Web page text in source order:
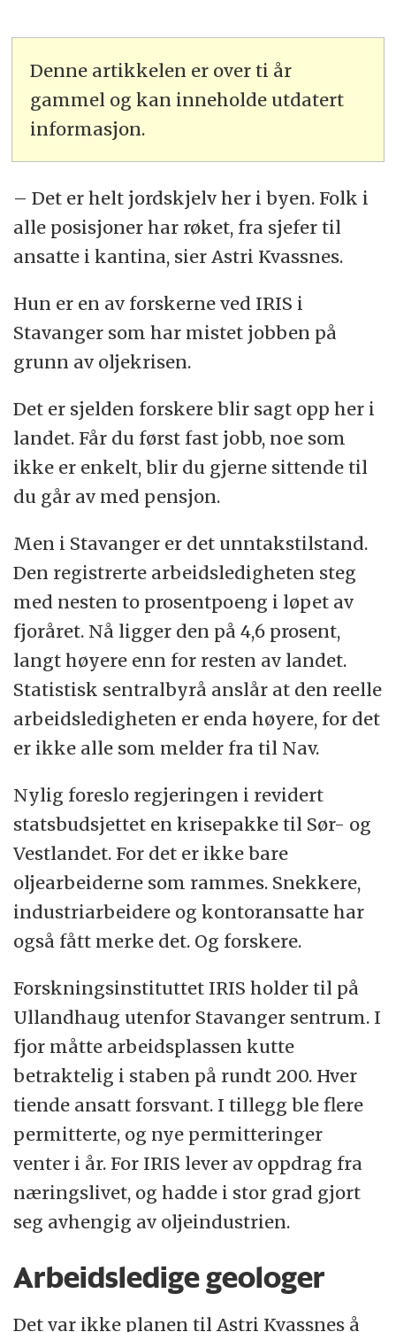
Denne artikkelen er over ti år
gammel og kan inneholde utdatert
informasjon.
– Det er helt jordskjelv her i byen. Folk i
alle posisjoner har røket, fra sjefer til
ansatte i kantina, sier Astri Kvassnes.
Hun er en av forskerne ved IRIS i
Stavanger som har mistet jobben på
grunn av oljekrisen.
Det er sjelden forskere blir sagt opp her i
landet. Får du først fast jobb, noe som
ikke er enkelt, blir du gjerne sittende til
du går av med pensjon.
Men i Stavanger er det unntakstilstand.
Den registrerte arbeidsledigheten steg
med nesten to prosentpoeng i løpet av
fjoråret. Nå ligger den på 4,6 prosent,
langt høyere enn for resten av landet.
Statistisk sentralbyrå anslår at den reelle
arbeidsledigheten er enda høyere, for det
er ikke alle som melder fra til Nav.
Nylig foreslo regjeringen i revidert
statsbudsjettet en krisepakke til Sør- og
Vestlandet. For det er ikke bare
oljearbeiderne som rammes. Snekkere,
industriarbeidere og kontoransatte har
også fått merke det. Og forskere.
Forskningsinstituttet IRIS holder til på
Ullandhaug utenfor Stavanger sentrum. I
fjor måtte arbeidsplassen kutte
betraktelig i staben på rundt 200. Hver
tiende ansatt forsvant. I tillegg ble flere
permitterte, og nye permitteringer
venter i år. For IRIS lever av oppdrag fra
næringslivet, og hadde i stor grad gjort
seg avhengig av oljeindustrien.
Arbeidsledige geologer
Det var ikke planen til Astri Kvassnes å